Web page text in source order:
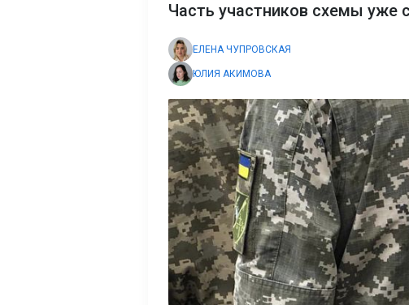
Часть участников схемы уже
ЕЛЕНА ЧУПРОВСКАЯ
ЮЛИЯ АКИМОВА